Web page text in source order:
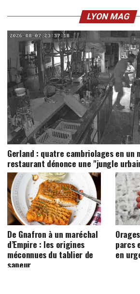
LYON MAG
Gerland : quatre cambriolages en un
restaurant dénonce une "jungle
De Gnafron à un maréchal
d’Empire : les origines
méconnues du tablier de
sapeur
parcs
en